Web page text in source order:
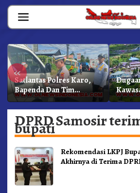
Skip
content
«
Satlantas Polres Karo,
Bapenda Dan Tim
Lainnya Gelar Oprasi
Sadar Pajak Kenderaan
Panas
–
DPRD Samosir
bupati
Rekomendasi LKPJ
Akhirnya di Terima